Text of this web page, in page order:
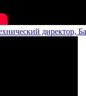
директор,